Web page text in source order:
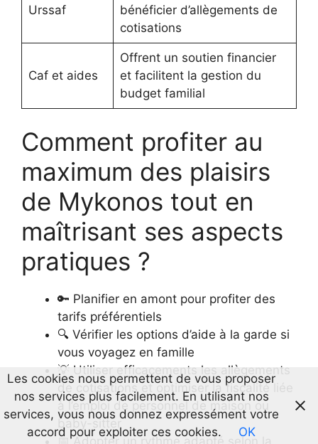
Urssaf
bénéficier d’allègements de
cotisations
Caf et aides
Offrent un soutien financier
et facilitent la gestion du
budget familial
Comment profiter au
maximum des plaisirs
de Mykonos tout en
maîtrisant ses aspects
pratiques ?
🔑 Planifier en amont pour profiter des
tarifs préférentiels
🔍 Vérifier les options d’aide à la garde si
vous voyagez en famille
💡 Utiliser efficacements les allègements
de cotisations et optimiser la fiscalité liée
à l’emploi de personnel de maison ou
baby-sitter
📅 Adopter un rythme adapté selon la
Les cookies nous permettent de vous proposer
nos services plus facilement. En utilisant nos
services, vous nous donnez expressément votre
accord pour exploiter ces cookies.
OK